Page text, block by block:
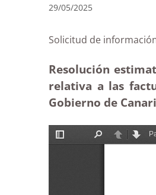
29/05/2025
Solicitud de
Resolución
relativa a las
Gobierno de